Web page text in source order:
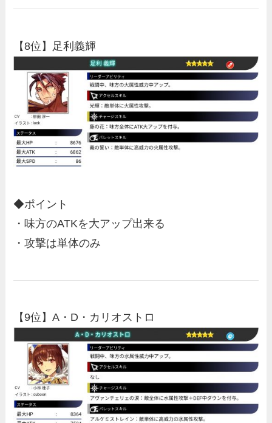
【8位】足利義輝
◆ポイント
・味方のATKを大アップ出来る
・攻撃は単体のみ
【9位】A・D・カリオストロ